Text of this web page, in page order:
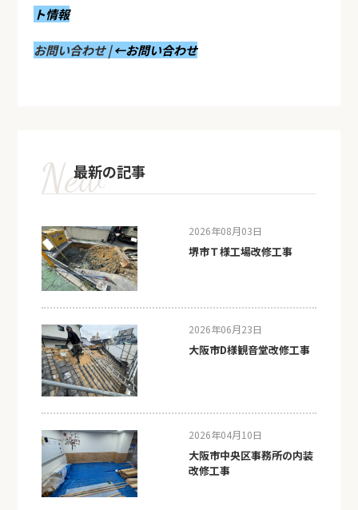
ト情報
お問い合わせ |←お問い合わせ
最新の記事
2026年08月03日
堺市Ｔ様工場改修工事
2026年06月23日
大阪市D様観音堂改修工事
2026年04月10日
大阪市中央区事務所の内装
改修工事